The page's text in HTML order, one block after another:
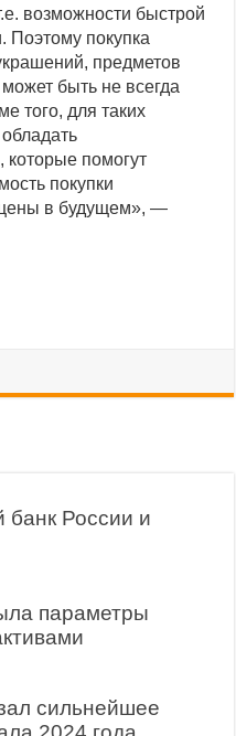
возможности быстрой
Поэтому покупка
предметов
быть не всегда
того, для таких
помогут
покупки
в будущем», —
банк России и
параметры
сильнейшее